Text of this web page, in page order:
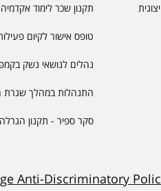
תקנון שכר לימוד אקדמיה
טופס אישור לקיום
נהלים לנושאי נשק
התנהלות במהלך שגרת
סקר ספיר - תקנון הגרלה
Anti-Discriminatory